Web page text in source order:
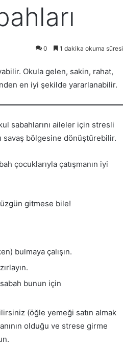
0 1 dakika okuma süresi
Okula gelen, sakin, rahat,
en iyi şekilde yararlanabilir.
sabahlarını aileler için stresli
savaş bölgesine dönüştürebilir.
çocuklarıyla çatışmanın iyi
gitmese bile!
bulmaya çalışın.
bunun için
(öğle yemeği satın almak
olduğu ve strese girme